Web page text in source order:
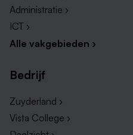
Administratie ›
ICT ›
Alle vakgebieden ›
Bedrijf
Zuyderland ›
Vista College ›